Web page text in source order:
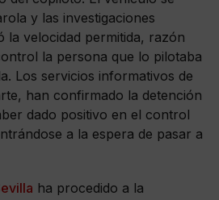
y las investigaciones
la velocidad permitida, razón
la persona que lo pilotaba
Los servicios informativos de
han confirmado la detención
dado positivo en el control
a la espera de pasar a
ha procedido a la